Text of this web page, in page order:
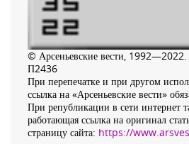
© Арсеньевские вести, 1992—2022.
П2436
При перепечатке и при другом
ссылка на «Арсеньевские вести»
При републикации в сети интернет
работающая ссылка на оригинал
страницу сайта: https://